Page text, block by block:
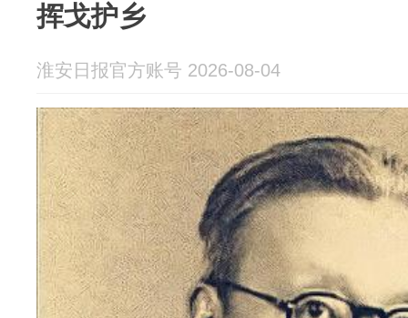
挥戈护乡
淮安日报官方账号 2026-08-04